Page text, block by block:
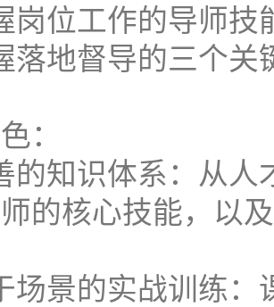
岗位工作的导师
落地督导的三个
：
的知识体系：从
的核心技能，以
场景的实战训练